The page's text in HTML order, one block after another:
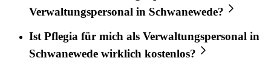
Verwaltungspersonal in Schwanewede?
Ist Pflegia für mich als Verwaltungspersonal in
Schwanewede wirklich kostenlos?